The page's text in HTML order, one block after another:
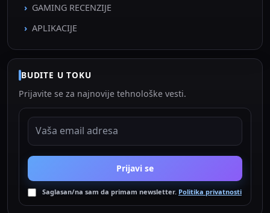
GAMING RECENZIJE
APLIKACIJE
BUDITE U TOKU
Prijavite se za najnovije tehnološke vesti.
EMAIL ADRESA
Prijavi se
Saglasan/na sam da primam newsletter. Politika privatnosti